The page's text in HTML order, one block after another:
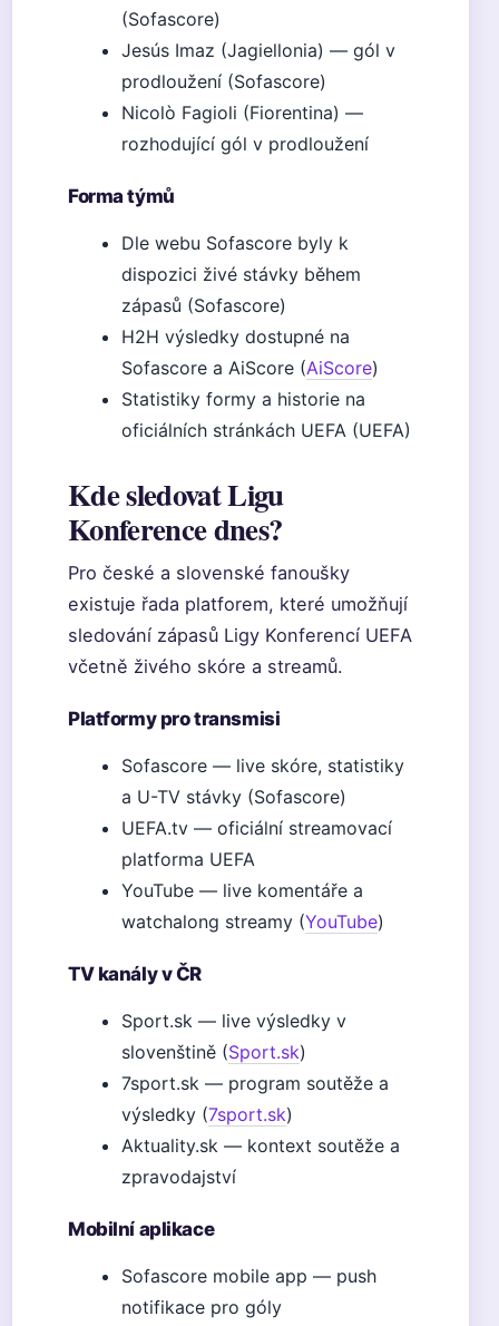
(Sofascore)
Jesús Imaz (Jagiellonia) — gól v
prodloužení (Sofascore)
Nicolò Fagioli (Fiorentina) —
rozhodující gól v prodloužení
Forma týmů
Dle webu Sofascore byly k
dispozici živé stávky během
zápasů (Sofascore)
H2H výsledky dostupné na
Sofascore a AiScore (AiScore)
Statistiky formy a historie na
oficiálních stránkách UEFA (UEFA)
Kde sledovat Ligu
Konference dnes?
Pro české a slovenské fanoušky
existuje řada platforem, které umožňují
sledování zápasů Ligy Konferencí UEFA
včetně živého skóre a streamů.
Platformy pro transmisi
Sofascore — live skóre, statistiky
a U-TV stávky (Sofascore)
UEFA.tv — oficiální streamovací
platforma UEFA
YouTube — live komentáře a
watchalong streamy (YouTube)
TV kanály v ČR
Sport.sk — live výsledky v
slovenštině (Sport.sk)
7sport.sk — program soutěže a
výsledky (7sport.sk)
Aktuality.sk — kontext soutěže a
zpravodajství
Mobilní aplikace
Sofascore mobile app — push
notifikace pro góly